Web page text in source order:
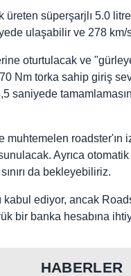
üreten süperşarjlı 5.0
ulaşabilir ve 278 km/
oturtulacak ve
Nm torka sahip giriş
saniyede
muhtemelen
Ayrıca otomatik
da bekleyebiliriz.
ediyor, ancak
bir banka hesabına
HABERLER